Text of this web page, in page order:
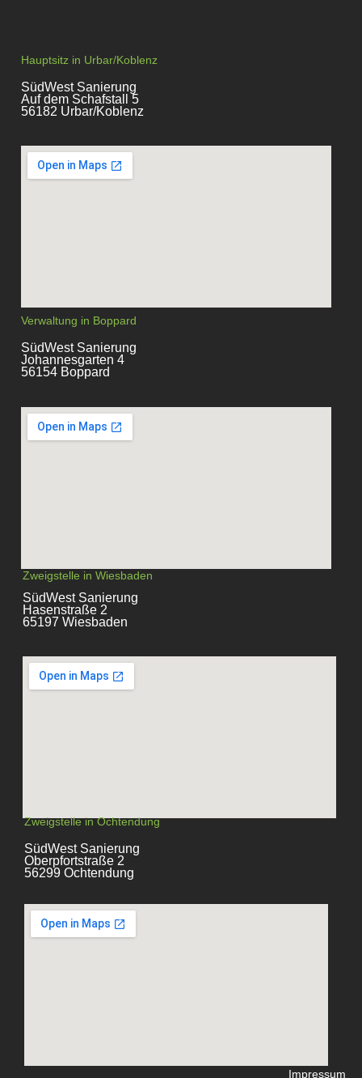
Hauptsitz in Urbar/Koblenz
SüdWest Sanierung
Auf dem Schafstall 5
56182 Urbar/Koblenz
Verwaltung in Boppard
SüdWest Sanierung
Johannesgarten 4
56154 Boppard
Zweigstelle in Wiesbaden
SüdWest Sanierung
Hasenstraße 2
65197 Wiesbaden
Zweigstelle in Ochtendung
SüdWest Sanierung
Oberpfortstraße 2
56299 Ochtendung
Impressum